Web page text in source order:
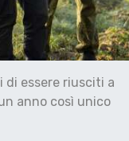
di essere riusciti a
anno così unico